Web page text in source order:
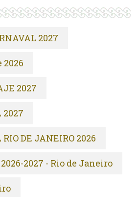
2027
2027
2027
DE JANEIRO 2026
2027 - Rio de Janeiro